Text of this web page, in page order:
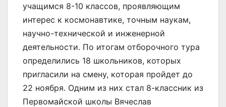
учащимся 8-10 классов, проявляющим
интерес к космонавтике, точным наукам,
научно-технической и инженерной
деятельности. По итогам отборочного тура
определились 18 школьников, которых
пригласили на смену, которая пройдет до
22 ноября. Одним из них стал 8-классник из
Первомайской школы Вячеслав